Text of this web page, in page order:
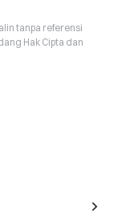
tanpa referensi
Hak Cipta dan